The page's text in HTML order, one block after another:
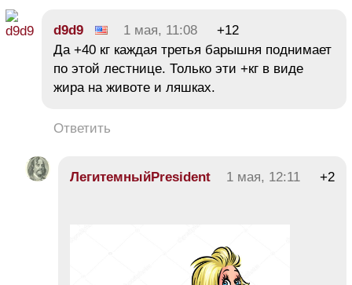
d9d9 1 мая, 11:08
+12
Да +40 кг каждая третья барышня поднимает
по этой лестнице. Только эти +кг в виде
жира на животе и ляшках.
Ответить
ЛегитемныйPresident 1 мая, 12:11 +2